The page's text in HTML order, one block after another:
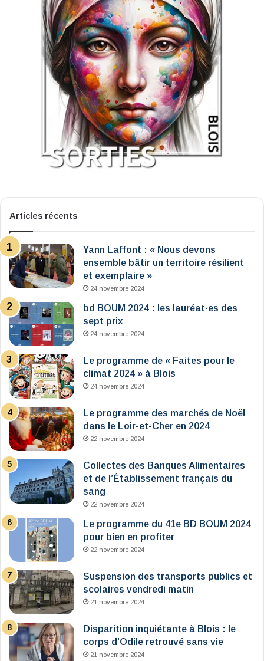
Articles récents
Yann Laffont : « Nous devons
ensemble bâtir un territoire résilient
et exemplaire »
24 novembre 2024
bd BOUM 2024 : les lauréat·es des
sept prix
24 novembre 2024
Le programme de « Faites pour le
climat 2024 » à Blois
24 novembre 2024
Le programme des marchés de Noël
dans le Loir-et-Cher en 2024
22 novembre 2024
Collectes des Banques Alimentaires
et de l’Établissement français du
sang
22 novembre 2024
Le programme du 41e BD BOUM 2024
pour bien en profiter
22 novembre 2024
Suspension des transports publics et
scolaires vendredi matin
21 novembre 2024
Disparition inquiétante à Blois : le
corps d’Odile retrouvé sans vie
21 novembre 2024